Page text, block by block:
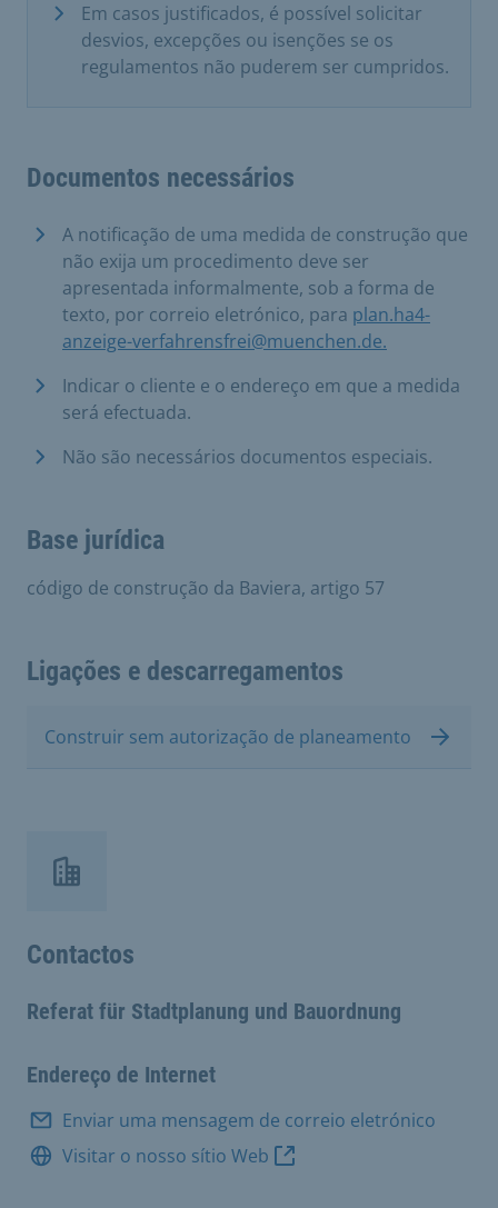
Em casos justificados, é possível solicitar
desvios, excepções ou isenções se os
regulamentos não puderem ser cumpridos.
Documentos necessários
A notificação de uma medida de construção que
não exija um procedimento deve ser
apresentada informalmente, sob a forma de
texto, por correio eletrónico, para plan.ha4-
anzeige-verfahrensfrei@muenchen.de.
Indicar o cliente e o endereço em que a medida
será efectuada.
Não são necessários documentos especiais.
Base jurídica
código de construção da Baviera, artigo 57
Ligações e descarregamentos
Construir sem autorização de planeamento
Contactos
Referat für Stadtplanung und Bauordnung
Endereço de Internet
Enviar uma mensagem de correio eletrónico
Visitar o nosso sítio Web